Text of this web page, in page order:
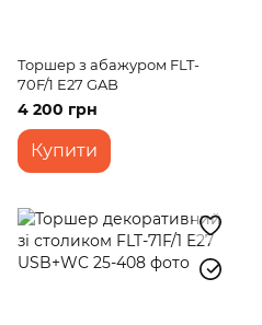
Торшер з абажуром FLT-
70F/1 E27 GAB
4 200 грн
Купити